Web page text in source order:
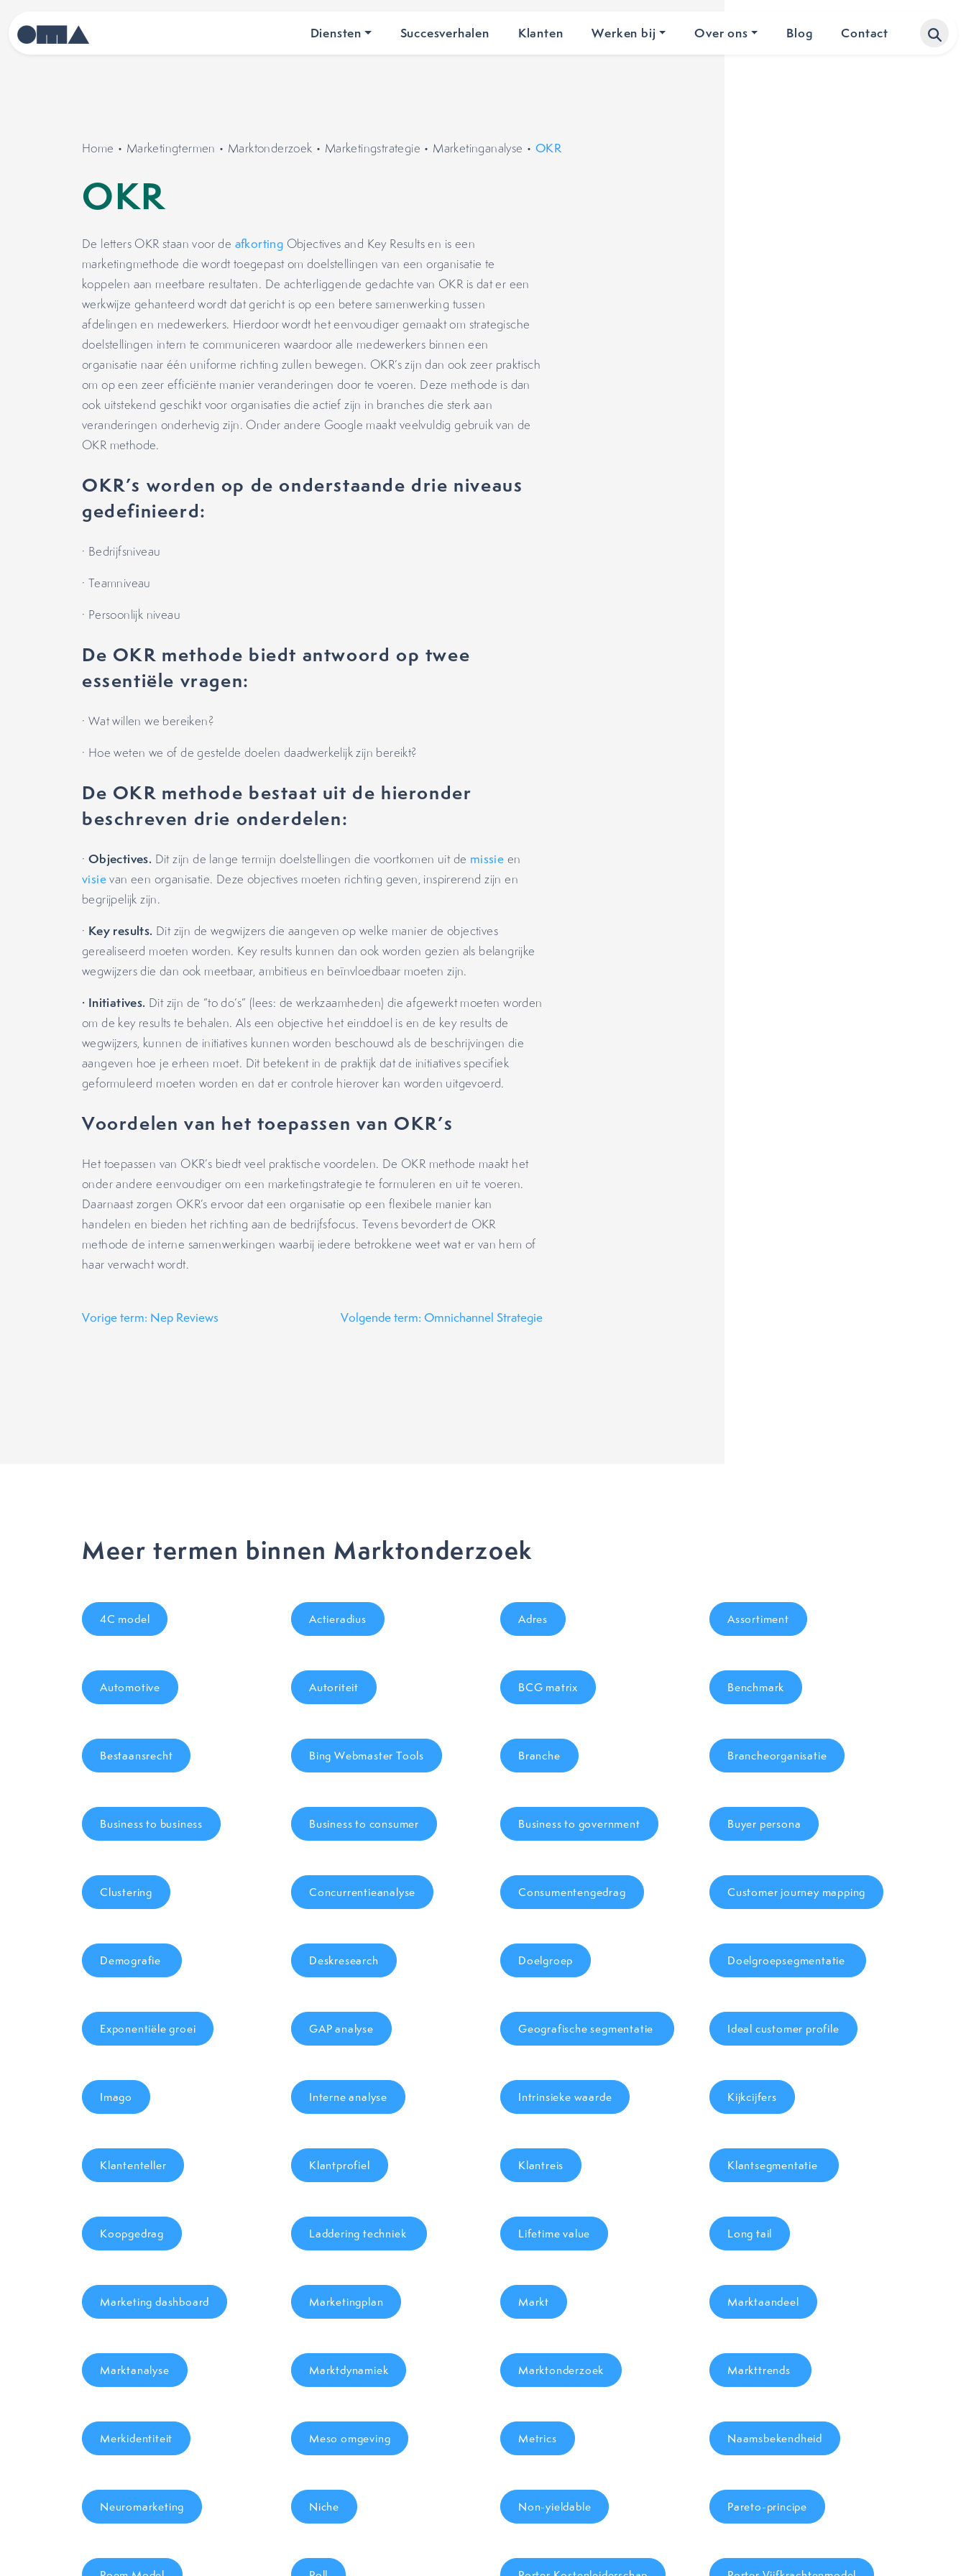
Diensten Succesverhalen Klanten Werken bij Over ons Blog Contact
Home • Marketingtermen • Marktonderzoek • Marketingstrategie • Marketinganalyse • OKR
OKR
De letters OKR staan voor de afkorting Objectives and Key Results en is een
marketingmethode die wordt toegepast om doelstellingen van een organisatie te
koppelen aan meetbare resultaten. De achterliggende gedachte van OKR is dat er een
werkwijze gehanteerd wordt dat gericht is op een betere samenwerking tussen
afdelingen en medewerkers. Hierdoor wordt het eenvoudiger gemaakt om strategische
doelstellingen intern te communiceren waardoor alle medewerkers binnen een
organisatie naar één uniforme richting zullen bewegen. OKR’s zijn dan ook zeer praktisch
om op een zeer efficiënte manier veranderingen door te voeren. Deze methode is dan
ook uitstekend geschikt voor organisaties die actief zijn in branches die sterk aan
veranderingen onderhevig zijn. Onder andere Google maakt veelvuldig gebruik van de
OKR methode.
OKR’s worden op de onderstaande drie niveaus
gedefinieerd:
· Bedrijfsniveau
· Teamniveau
· Persoonlijk niveau
De OKR methode biedt antwoord op twee
essentiële vragen:
· Wat willen we bereiken?
· Hoe weten we of de gestelde doelen daadwerkelijk zijn bereikt?
De OKR methode bestaat uit de hieronder
beschreven drie onderdelen:
· Objectives. Dit zijn de lange termijn doelstellingen die voortkomen uit de missie en
visievan een organisatie. Deze objectives moeten richting geven, inspirerend zijn en
begrijpelijk zijn.
· Key results. Dit zijn de wegwijzers die aangeven op welke manier de objectives
gerealiseerd moeten worden. Key results kunnen dan ook worden gezien als belangrijke
wegwijzers die dan ook meetbaar, ambitieus en beïnvloedbaar moeten zijn.
· Initiatives. Dit zijn de “to do’s” (lees: de werkzaamheden) die afgewerkt moeten worden
om de key results te behalen. Als een objective het einddoel is en de key results de
wegwijzers, kunnen de initiatives kunnen worden beschouwd als de beschrijvingen die
aangeven hoe je erheen moet. Dit betekent in de praktijk dat de initiatives specifiek
geformuleerd moeten worden en dat er controle hierover kan worden uitgevoerd.
Voordelen van het toepassen van OKR’s
Het toepassen van OKR’s biedt veel praktische voordelen. De OKR methode maakt het
onder andere eenvoudiger om een marketingstrategie te formuleren en uit te voeren.
Daarnaast zorgen OKR’s ervoor dat een organisatie op een flexibele manier kan
handelen en bieden het richting aan de bedrijfsfocus. Tevens bevordert de OKR
methode de interne samenwerkingen waarbij iedere betrokkene weet wat er van hem of
haar verwacht wordt.
Vorige term: Nep Reviews Volgende term: Omnichannel Strategie
Meer termen binnen Marktonderzoek
4C model Actieradius Adres Assortiment
Automotive Autoriteit BCG matrix Benchmark
Bestaansrecht Bing Webmaster Tools Branche Brancheorganisatie
Business to business Business to consumer Business to government Buyer persona
Clustering Concurrentieanalyse Consumentengedrag Customer journey mapping
Demografie Deskresearch Doelgroep Doelgroepsegmentatie
Exponentiële groei GAP analyse Geografische segmentatie Ideal customer profile
Imago Interne analyse Intrinsieke waarde Kijkcijfers
Klantenteller Klantprofiel Klantreis Klantsegmentatie
Koopgedrag Laddering techniek Lifetime value Long tail
Marketing dashboard Marketingplan Markt Marktaandeel
Marktanalyse Marktdynamiek Marktonderzoek Markttrends
Merkidentiteit Meso omgeving Metrics Naamsbekendheid
Neuromarketing Niche Non-yieldable Pareto-principe